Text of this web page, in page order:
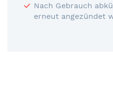
Nach Gebrauch
erneut angezündet